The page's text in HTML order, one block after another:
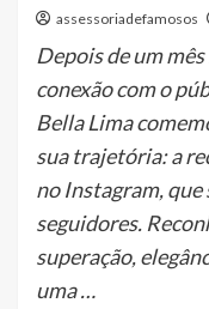
assessoriadefamosos
Depois de um
conexão com o
Bella Lima
sua trajetória: a
no Instagram, que
seguidores.
superação,
uma …